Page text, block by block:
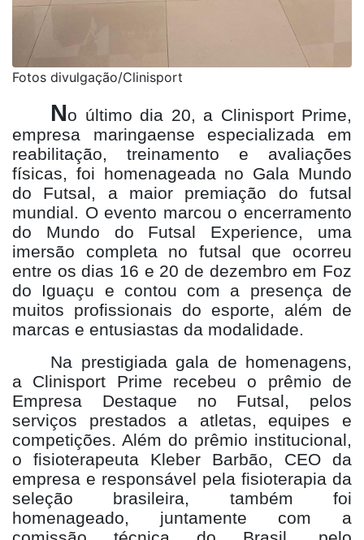
Fotos divulgação/Clinisport
No último dia 20, a Clinisport Prime,
empresa maringaense especializada em
reabilitação, treinamento e avaliações
físicas, foi homenageada no Gala Mundo
do Futsal, a maior premiação do futsal
mundial. O evento marcou o encerramento
do Mundo do Futsal Experience, uma
imersão completa no futsal que ocorreu
entre os dias 16 e 20 de dezembro em Foz
do Iguaçu e contou com a presença de
muitos profissionais do esporte, além de
marcas e entusiastas da modalidade.
Na prestigiada gala de homenagens,
a Clinisport Prime recebeu o prêmio de
Empresa Destaque no Futsal, pelos
serviços prestados a atletas, equipes e
competições. Além do prêmio institucional,
o fisioterapeuta Kleber Barbão, CEO da
empresa e responsável pela fisioterapia da
seleção brasileira, também foi
homenageado, juntamente com a